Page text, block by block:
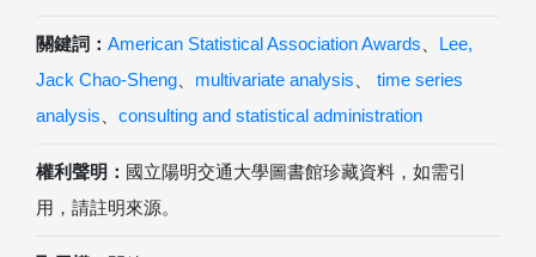
關鍵詞： American Statistical Association Awards
Lee,
Jack Chao-Sheng
multivariate analysis
time series
analysis
consulting and statistical administration
權利聲明： 國立陽明交通大學圖書館珍藏資料，如需引
用，請註明來源。